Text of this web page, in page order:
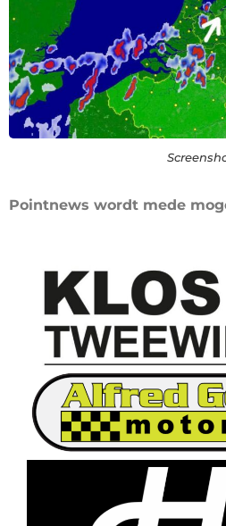
Pointnews wordt mede